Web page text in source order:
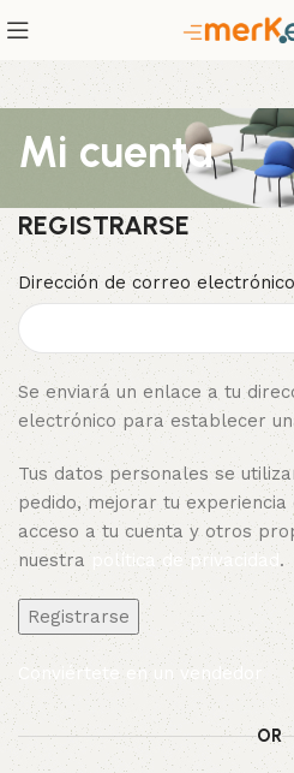
Mi cuenta
REGISTRARSE
Dirección de correo
Se enviará un enlace a tu
electrónico para establecer
Tus datos personales se
pedido, mejorar tu
acceso a tu cuenta y otros
nuestra política de privacidad .
Registrarse
Conviértete en un vendedor
OR